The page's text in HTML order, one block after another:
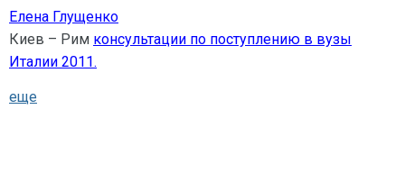
Елена Глущенко
Киев – Рим консультации по поступлению в вузы
Италии 2011.
еще